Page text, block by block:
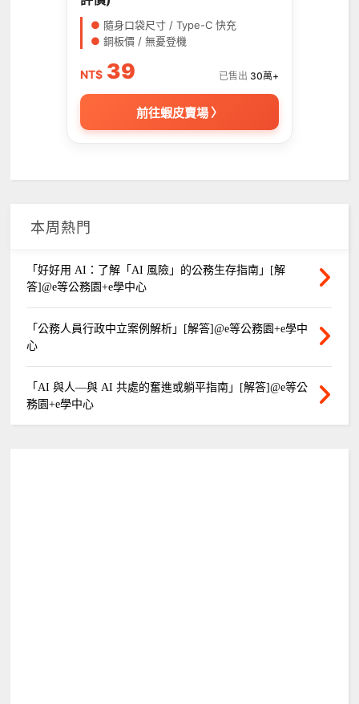
● 隨身口袋尺寸 / Type-C 快充
● 銅板價 / 無憂登機
NT$ 39 已售出 30萬+
前往蝦皮賣場 〉
本周熱門
「好好用 AI：了解「AI 風險」的公務生存指南」[解
答]@e等公務園+e學中心
「公務人員行政中立案例解析」[解答]@e等公務園+e學中
心
「AI 與人—與 AI 共處的奮進或躺平指南」[解答]@e等公
務園+e學中心